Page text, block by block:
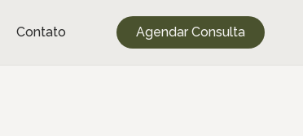
Contato Agendar Consulta